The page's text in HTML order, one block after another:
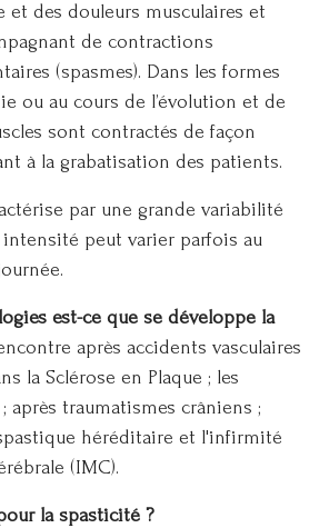
et des douleurs musculaires et
de contractions
(spasmes). Dans les formes
ou au cours de l’évolution et de
sont contractés de façon
à la grabatisation des patients.
par une grande variabilité
peut varier parfois au
est-ce que se développe la
après accidents vasculaires
la Sclérose en Plaque ; les
après traumatismes crâniens ;
héréditaire et l'infirmité
(IMC).
la spasticité ?